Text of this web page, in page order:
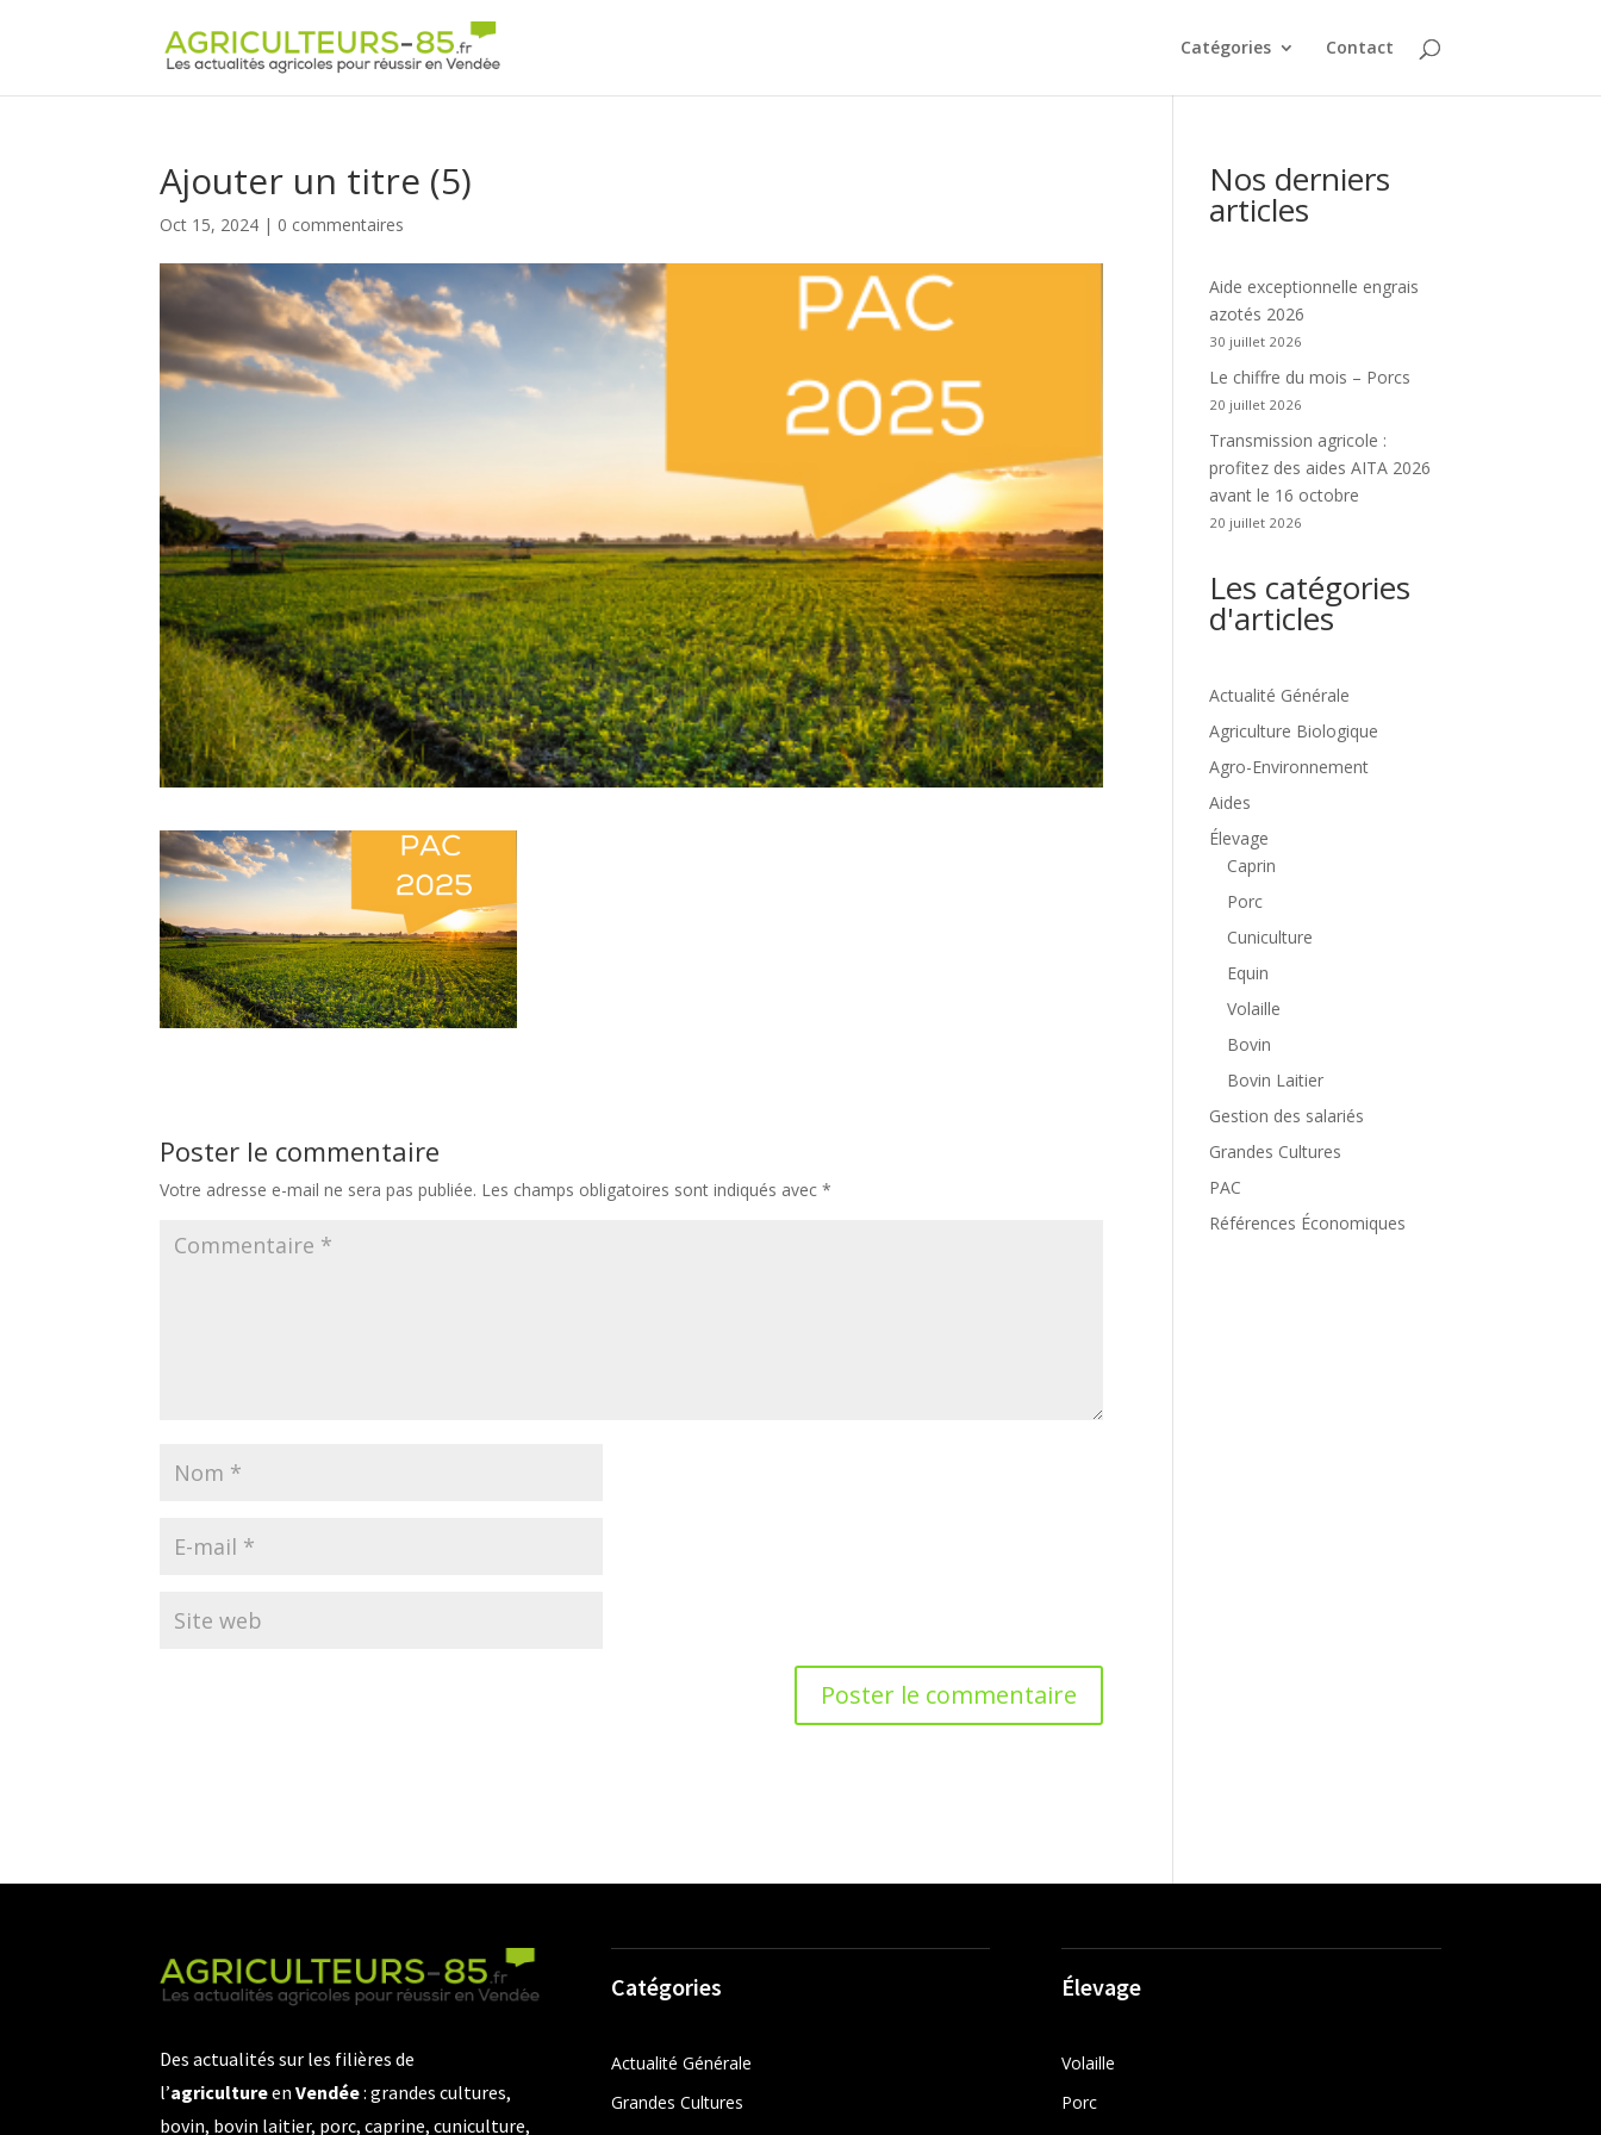
Catégories Contact
Ajouter un titre (5)
Oct 15, 2024 | 0 commentaires
Poster le commentaire
Votre adresse e-mail ne sera pas publiée. Les champs obligatoires sont indiqués avec*
Nos derniers
articles
Aide exceptionnelle engrais
azotés 2026
30 juillet 2026
Le chiffre du mois – Porcs
20 juillet 2026
Transmission agricole :
profitez des aides AITA 2026
avant le 16 octobre
20 juillet 2026
Les catégories
d'articles
Actualité Générale
Agriculture Biologique
Agro-Environnement
Aides
Élevage
Caprin
Porc
Cuniculture
Equin
Volaille
Bovin
Bovin Laitier
Gestion des salariés
Grandes Cultures
PAC
Références Économiques
Des actualités sur les filières de
l’agricultureenVendée: grandes cultures,
bovin, bovin laitier, porc, caprine, cuniculture,
Catégories
Actualité Générale
Grandes Cultures
Élevage
Volaille
Porc